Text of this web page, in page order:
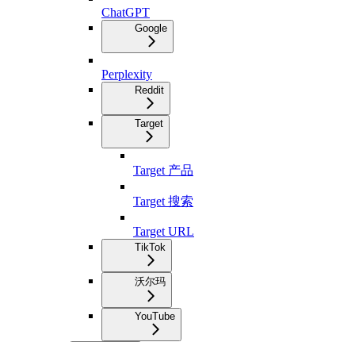
ChatGPT
Google
Perplexity
Reddit
Target
Target 产品
Target 搜索
Target URL
TikTok
沃尔玛
YouTube